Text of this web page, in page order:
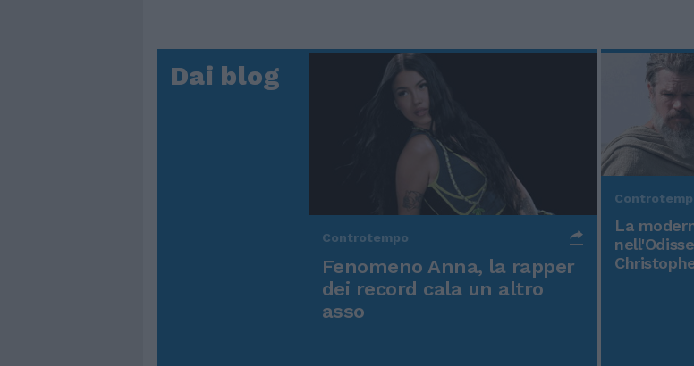
Dai blog
Controtempo
Fenomeno Anna, la rapper
dei record cala un altro
asso
La